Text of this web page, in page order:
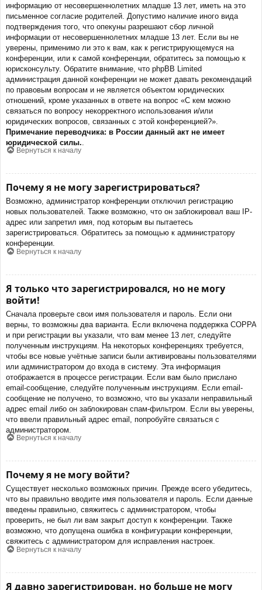
информацию от несовершеннолетних младше 13 лет, иметь на это
письменное согласие родителей. Допустимо наличие иного вида
подтверждения того, что опекуны разрешают сбор личной
информации от несовершеннолетних младше 13 лет. Если вы не
уверены, применимо ли это к вам, как к регистрирующемуся на
конференции, или к самой конференции, обратитесь за помощью к
юрисконсульту. Обратите внимание, что phpBB Limited
администрация данной конференции не может давать рекомендаций
по правовым вопросам и не является объектом юридических
отношений, кроме указанных в ответе на вопрос «С кем можно
связаться по вопросу некорректного использования и/или
юридических вопросов, связанных с этой конференцией?».
Примечание переводчика: в России данный акт не имеет
юридической силы.
Вернуться к началу
Почему я не могу зарегистрироваться?
Возможно, администратор конференции отключил регистрацию
новых пользователей. Также возможно, что он заблокировал ваш IP-
адрес или запретил имя, под которым вы пытаетесь
зарегистрироваться. Обратитесь за помощью к администратору
конференции.
Вернуться к началу
Я только что зарегистрировался, но не могу
войти!
Сначала проверьте свои имя пользователя и пароль. Если они
верны, то возможны два варианта. Если включена поддержка COPPA
и при регистрации вы указали, что вам менее 13 лет, следуйте
полученным инструкциям. На некоторых конференциях требуется,
чтобы все новые учётные записи были активированы пользователями
или администратором до входа в систему. Эта информация
отображается в процессе регистрации. Если вам было прислано
email-сообщение, следуйте полученным инструкциям. Если email-
сообщение не получено, то возможно, что вы указали неправильный
адрес email либо он заблокирован спам-фильтром. Если вы уверены,
что ввели правильный адрес email, попробуйте связаться с
администратором.
Вернуться к началу
Почему я не могу войти?
Существует несколько возможных причин. Прежде всего убедитесь,
что вы правильно вводите имя пользователя и пароль. Если данные
введены правильно, свяжитесь с администратором, чтобы
проверить, не был ли вам закрыт доступ к конференции. Также
возможно, что допущена ошибка в конфигурации конференции,
свяжитесь с администратором для исправления настроек.
Вернуться к началу
Я давно зарегистрирован, но больше не могу